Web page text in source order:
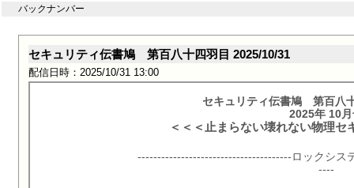
バックナンバー
セキュリティ伝書鳩 第百八十四羽目 2025/10/31
配信日時：2025/10/31 13:00